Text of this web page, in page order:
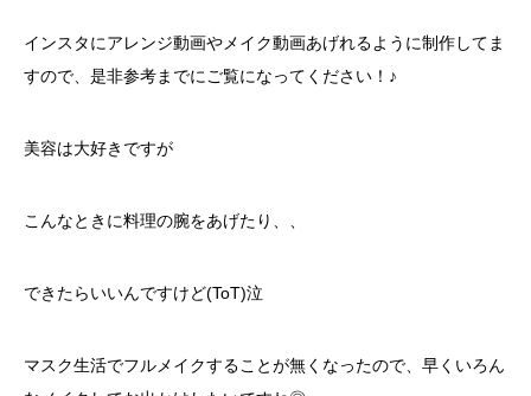
インスタにアレンジ動画やメイク動画あげれるように制作してま
すので、是非参考までにご覧になってください！♪
美容は大好きですが
こんなときに料理の腕をあげたり、、
できたらいいんですけど(ToT)泣
マスク生活でフルメイクすることが無くなったので、早くいろん